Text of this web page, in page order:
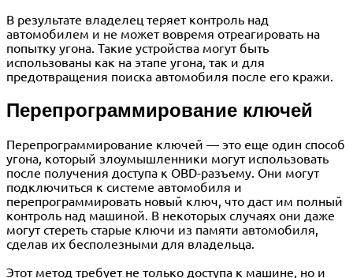
В результате владелец теряет контроль над
автомобилем и не может вовремя отреагировать на
попытку угона. Такие устройства могут быть
использованы как на этапе угона, так и для
предотвращения поиска автомобиля после его кражи.
Перепрограммирование ключей
Перепрограммирование ключей — это еще один способ
угона, который злоумышленники могут использовать
после получения доступа к OBD-разъему. Они могут
подключиться к системе автомобиля и
перепрограммировать новый ключ, что даст им полный
контроль над машиной. В некоторых случаях они даже
могут стереть старые ключи из памяти автомобиля,
сделав их бесполезными для владельца.
Этот метод требует не только доступа к машине, но и